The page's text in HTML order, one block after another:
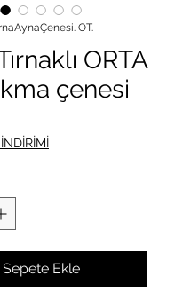
OT.
ORTA
çenesi
Sepete Ekle